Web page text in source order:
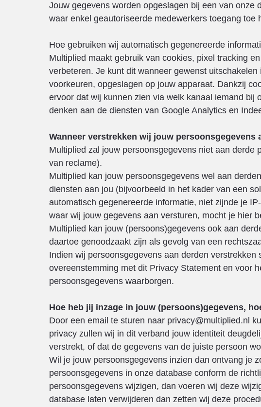
Jouw gegevens worden opgeslagen bij een van
waar enkel geautoriseerde medewerkers toegang toe
Hoe gebruiken wij automatisch gegenereerde
Multiplied maakt gebruik van cookies, pixel tracking
verbeteren. Je kunt dit wanneer gewenst
voorkeuren, opgeslagen op jouw apparaat. Dankzij
ervoor dat wij kunnen zien via welk kanaal iemand bij
denken aan de diensten van Google Analytics en
Wanneer verstrekken wij jouw persoonsgegevens
Multiplied zal jouw persoonsgegevens niet aan
van reclame).
Multiplied kan jouw persoonsgegevens wel aan
diensten aan jou (bijvoorbeeld in het kader van een
automatisch gegenereerde informatie, niet zijnde je
waar wij jouw gegevens aan versturen, mocht je hier
Multiplied kan jouw (persoons)gegevens ook aan
daartoe genoodzaakt zijn als gevolg van een
Indien wij persoonsgegevens aan derden
overeenstemming met dit Privacy Statement en voor
persoonsgegevens waarborgen.
Hoe heb jij inzage in jouw (persoons)gegevens,
Door een email te sturen naar privacy@multiplied.nl
privacy zullen wij in dit verband jouw identiteit
verstrekt, of dat de gegevens van de juiste persoon
Wil je jouw persoonsgegevens inzien dan ontvang je
persoonsgegevens in onze database conform de
persoonsgegevens wijzigen, dan voeren wij deze
database laten verwijderen dan zetten wij deze